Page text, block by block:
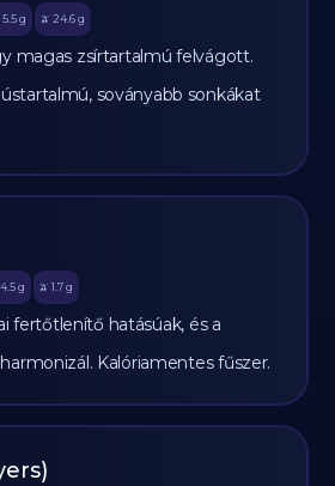
5.5g 🫒 24.6 g
magas zsírtartalmú felvágott.
soványabb sonkákat
g 🫒 1.7 g
fertőtlenítő hatásúak, és a
Kalóriamentes fűszer.